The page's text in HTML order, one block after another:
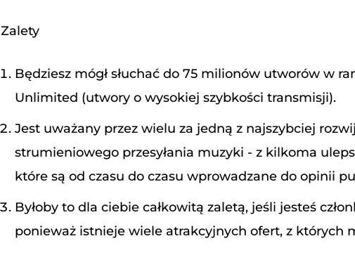
Zalety
Będziesz mógł słuchać do 75 milionów utworów w
Unlimited (utwory o wysokiej szybkości transmisji).
Jest uważany przez wielu za jedną z najszybciej
strumieniowego przesyłania muzyki - z kilkoma
które są od czasu do czasu wprowadzane do opinii
Byłoby to dla ciebie całkowitą zaletą, jeśli jesteś
ponieważ istnieje wiele atrakcyjnych ofert, z których